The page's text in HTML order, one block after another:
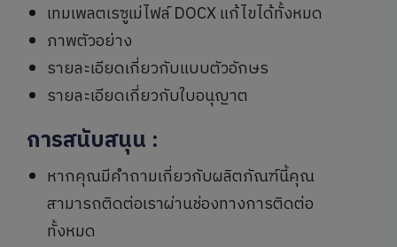
เทมเพลตเรซูเม่ไฟล์ DOCX แก้ไขได้ทั้งหมด
ภาพตัวอย่าง
รายละเอียดเกี่ยวกับแบบตัวอักษร
รายละเอียดเกี่ยวกับใบอนุญาต
การสนับสนุน :
หากคุณมีคำถามเกี่ยวกับผลิตภัณฑ์นี้คุณ
สามารถติดต่อเราผ่านช่องทางการติดต่อ
ทั้งหมด